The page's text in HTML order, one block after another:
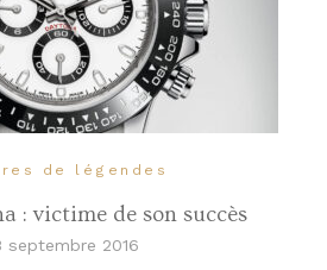
de légendes
: victime de son succès
septembre 2016